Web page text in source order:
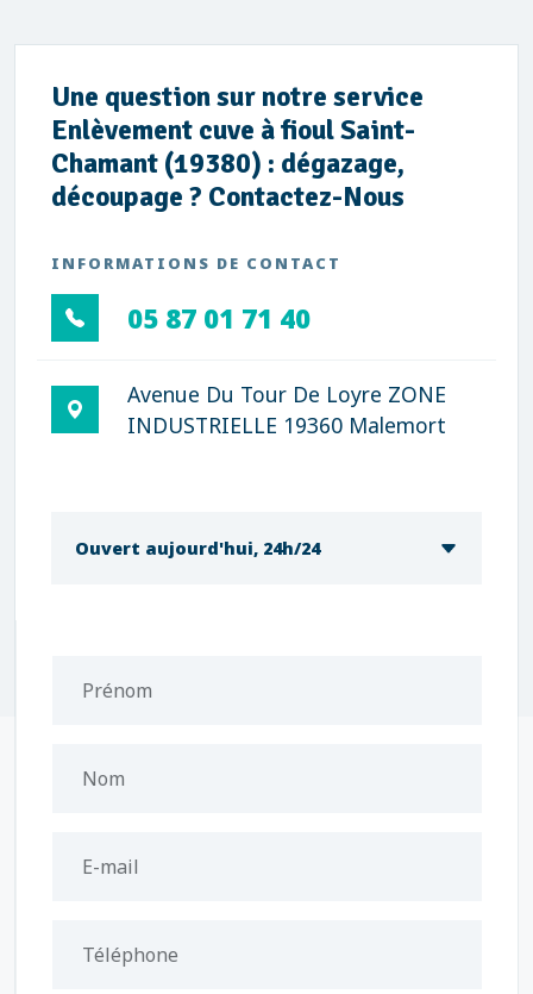
Une question sur notre service
Enlèvement cuve à fioul Saint-
Chamant (19380) : dégazage,
découpage ? Contactez-Nous
INFORMATIONS DE CONTACT
05 87 01 71 40
Avenue Du Tour De Loyre ZONE
INDUSTRIELLE 19360 Malemort
Ouvert aujourd'hui, 24h/24
Prénom
Nom
E-mail
Téléphone